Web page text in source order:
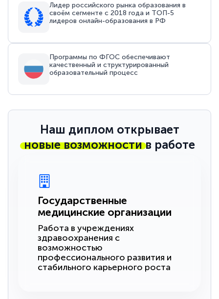
Лидер российского рынка образования в
своём сегменте с 2018 года и ТОП-5
лидеров онлайн-образования в РФ
Программы по ФГОС обеспечивают
качественный и структурированный
образовательный процесс
Наш диплом открывает
новые возможностив работе
Государственные
медицинские организации
Работа в учреждениях
здравоохранения с
возможностью
профессионального развития и
стабильного карьерного роста